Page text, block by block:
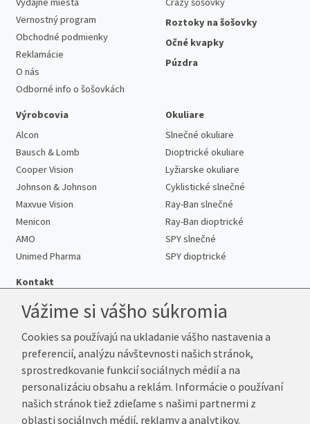
Vernostný program
Obchodné podmienky
Reklamácie
O nás
Odborné info o šošovkách
Roztoky na šošovky
Očné kvapky
Púzdra
Výrobcovia
Alcon
Bausch & Lomb
Cooper Vision
Johnson & Johnson
Maxvue Vision
Menicon
AMO
Unimed Pharma
Okuliare
Slnečné okuliare
Dioptrické okuliare
Lyžiarske okuliare
Cyklistické slnečné
Ray-Ban slnečné
Ray-Ban dioptrické
SPY slnečné
SPY dioptrické
Kontakt
Telefón:+421 222 205 863
E-mail:info@kup-sosovky.sk
Reklamačná adresa
Andrea Votavová
Revoluční 1017
Vážime si vášho súkromia
Cookies sa používajú na ukladanie vášho nastavenia a
preferencií, analýzu návštevnosti našich stránok,
sprostredkovanie funkcií sociálnych médií a na
personalizáciu obsahu a reklám. Informácie o používaní
našich stránok tiež zdieľame s našimi partnermi z
oblasti sociálnych médií, reklamy a analytikov.